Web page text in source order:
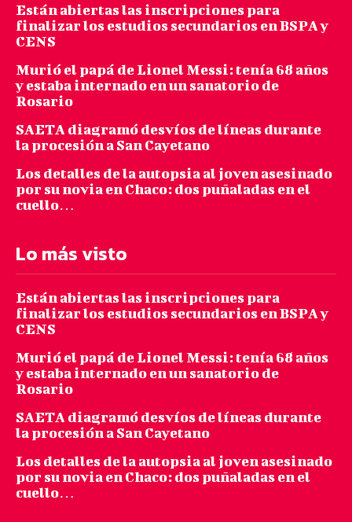
Están abiertas las inscripciones para
finalizar los estudios secundarios en BSPA y
CENS
Murió el papá de Lionel Messi: tenía 68 años
y estaba internado en un sanatorio de
Rosario
SAETA diagramó desvíos de líneas durante
la procesión a San Cayetano
Los detalles de la autopsia al joven asesinado
por su novia en Chaco: dos puñaladas en el
cuello…
Lo más visto
Están abiertas las inscripciones para
finalizar los estudios secundarios en BSPA y
CENS
Murió el papá de Lionel Messi: tenía 68 años
y estaba internado en un sanatorio de
Rosario
SAETA diagramó desvíos de líneas durante
la procesión a San Cayetano
Los detalles de la autopsia al joven asesinado
por su novia en Chaco: dos puñaladas en el
cuello…